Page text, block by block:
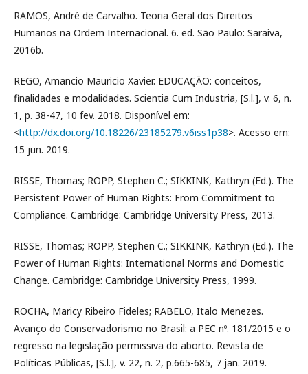
RAMOS, André de Carvalho. Teoria Geral dos Direitos
Humanos na Ordem Internacional. 6. ed. São Paulo: Saraiva,
2016b.
REGO, Amancio Mauricio Xavier. EDUCAÇÃO: conceitos,
finalidades e modalidades. Scientia Cum Industria, [S.l.], v. 6, n.
1, p. 38-47, 10 fev. 2018. Disponível em:
<http://dx.doi.org/10.18226/23185279.v6iss1p38>. Acesso em:
15 jun. 2019.
RISSE, Thomas; ROPP, Stephen C.; SIKKINK, Kathryn (Ed.). The
Persistent Power of Human Rights: From Commitment to
Compliance. Cambridge: Cambridge University Press, 2013.
RISSE, Thomas; ROPP, Stephen C.; SIKKINK, Kathryn (Ed.). The
Power of Human Rights: International Norms and Domestic
Change. Cambridge: Cambridge University Press, 1999.
ROCHA, Maricy Ribeiro Fideles; RABELO, Italo Menezes.
Avanço do Conservadorismo no Brasil: a PEC nº. 181/2015 e o
regresso na legislação permissiva do aborto. Revista de
Políticas Públicas, [S.l.], v. 22, n. 2, p.665-685, 7 jan. 2019.